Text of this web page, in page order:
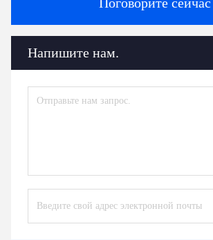
Напишите нам.